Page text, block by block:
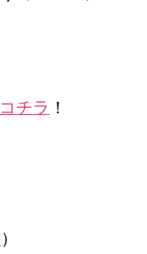
コチラ！
）